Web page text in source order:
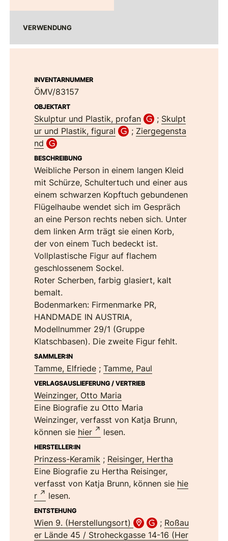
VERWENDUNG
INVENTARNUMMER
ÖMV/83157
OBJEKTART
Skulptur und Plastik, profan ; Skulpt
ur und Plastik, figural
; Ziergegensta
nd
BESCHREIBUNG
Weibliche Person in einem langen Kleid
mit Schürze, Schultertuch und einer aus
einem schwarzen Kopftuch gebundenen
Flügelhaube wendet sich im Gespräch
an eine Person rechts neben sich. Unter
dem linken Arm trägt sie einen Korb,
der von einem Tuch bedeckt ist.
Vollplastische Figur auf flachem
geschlossenem Sockel.
Roter Scherben, farbig glasiert, kalt
bemalt.
Bodenmarken: Firmenmarke PR,
HANDMADE IN AUSTRIA,
Modellnummer 29/1 (Gruppe
Klatschbasen). Die zweite Figur fehlt.
SAMMLER:IN
Tamme, Elfriede ; Tamme, Paul
VERLAGSAUSLIEFERUNG / VERTRIEB
Weinzinger, Otto Maria
Eine Biografie zu Otto Maria
Weinzinger, verfasst von Katja Brunn,
können sie hier lesen.
HERSTELLER:IN
Prinzess-Keramik ; Reisinger, Hertha
Eine Biografie zu Hertha Reisinger,
verfasst von Katja Brunn, können sie hie
r
lesen.
ENTSTEHUNG
Wien 9. (Herstellungsort) ; Roßau
er Lände 45 / Stroheckgasse 14-16 (Her